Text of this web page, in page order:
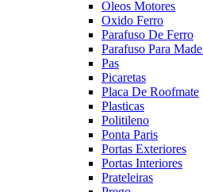
Oleos Motores
Oxido Ferro
Parafuso De Ferro
Parafuso Para
Pas
Picaretas
Placa De Roofmate
Plasticas
Politileno
Ponta Paris
Portas Exteriores
Portas Interiores
Prateleiras